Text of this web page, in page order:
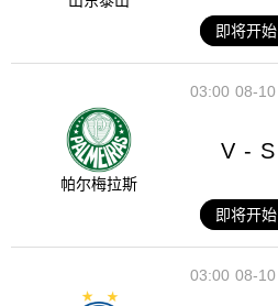
即将开始
08-10
03:00
帕尔梅拉斯
V - S
即将开始
08-10
03:00